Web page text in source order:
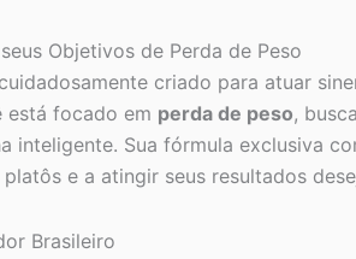
Objetivos de Perda de Peso
criado para atuar
está focado em perda de peso,
inteligente. Sua fórmula exclusiva
e a atingir seus resultados
Brasileiro